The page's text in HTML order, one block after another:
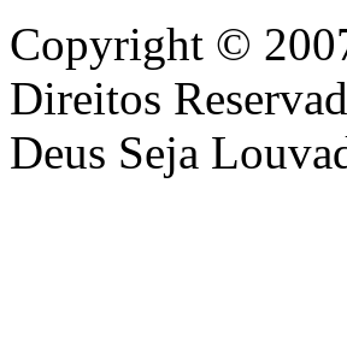
Copyright ©
Direitos
Deus Seja